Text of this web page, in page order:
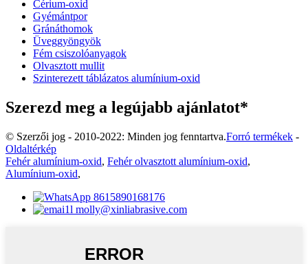
Cérium-oxid
Gyémántpor
Gránáthomok
Üveggyöngyök
Fém csiszolóanyagok
Olvasztott mullit
Szinterezett táblázatos alumínium-oxid
Szerezd meg a legújabb ajánlatot*
© Szerzői jog - 2010-2022: Minden jog fenntartva.Forró termékek -
Oldaltérkép
Fehér alumínium-oxid, Fehér olvasztott alumínium-oxid,
Alumínium-oxid,
8615890168176
molly@xinliabrasive.com